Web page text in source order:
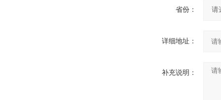
省份：
详细地址：
补充说明：